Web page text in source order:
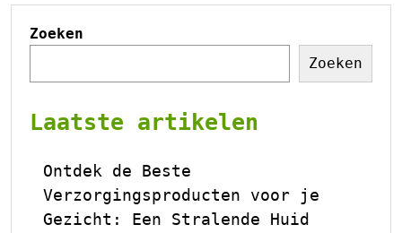
Zoeken
Zoeken
Laatste artikelen
Ontdek de Beste
Verzorgingsproducten voor je
Gezicht: Een Stralende Huid